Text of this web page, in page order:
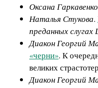
Оксана
Наталья Стукова.
преданных
Диакон Георгий
«черни». К
великих
Диакон Георгий